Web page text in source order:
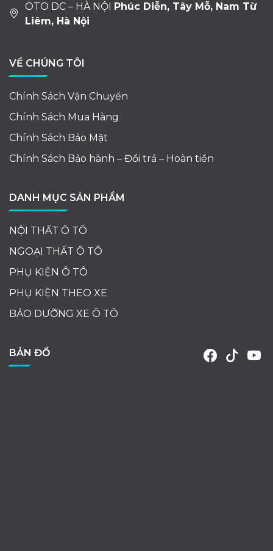
OTO DC – HÀ NỘI
Phúc Diễn, Tây Mỗ, Nam Từ
Liêm, Hà Nội
VỀ CHÚNG TÔI
Chính Sách Vận Chuyển
Chính Sách Mua Hàng
Chính Sách Bảo Mật
Chính Sách Bảo hành – Đổi trả – Hoàn tiền
DANH MỤC SẢN PHẨM
NỘI THẤT Ô TÔ
NGOẠI THẤT Ô TÔ
PHỤ KIỆN Ô TÔ
PHỤ KIỆN THEO XE
BẢO DƯỠNG XE Ô TÔ
BẢN ĐỒ